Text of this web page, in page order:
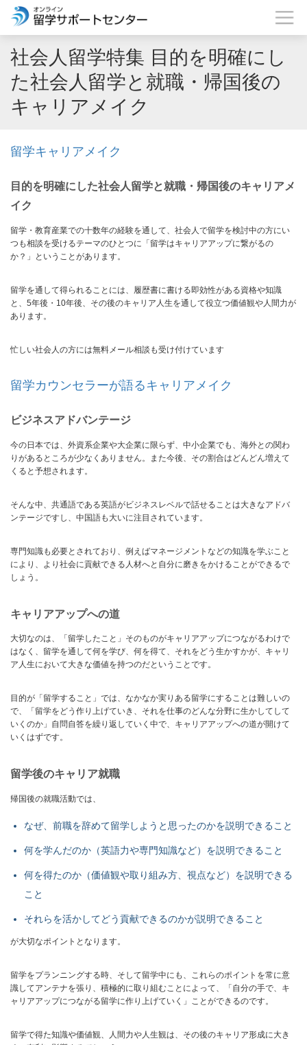
社会人留学特集 目的を明確にし
た社会人留学と就職・帰国後の
キャリアメイク
留学キャリアメイク
目的を明確にした社会人留学と就職・帰国後のキャリアメ
イク
留学・教育産業での十数年の経験を通して、社会人で留学を検討中の方にい
つも相談を受けるテーマのひとつに「留学はキャリアアップに繋がるの
か？」ということがあります。
留学を通して得られることには、履歴書に書ける即効性がある資格や知識
と、5年後・10年後、その後のキャリア人生を通して役立つ価値観や人間力が
あります。
忙しい社会人の方には無料メール相談も受け付けています
留学カウンセラーが語るキャリアメイク
ビジネスアドバンテージ
今の日本では、外資系企業や大企業に限らず、中小企業でも、海外との関わ
りがあるところが少なくありません。また今後、その割合はどんどん増えて
くると予想されます。
そんな中、共通語である英語がビジネスレベルで話せることは大きなアドバ
ンテージですし、中国語も大いに注目されています。
専門知識も必要とされており、例えばマネージメントなどの知識を学ぶこと
により、より社会に貢献できる人材へと自分に磨きをかけることができるで
しょう。
キャリアアップへの道
大切なのは、「留学したこと」そのものがキャリアアップにつながるわけで
はなく、留学を通して何を学び、何を得て、それをどう生かすかが、キャリ
ア人生において大きな価値を持つのだということです。
目的が「留学すること」では、なかなか実りある留学にすることは難しいの
で、「留学をどう作り上げていき、それを仕事のどんな分野に生かしてして
いくのか」自問自答を繰り返していく中で、キャリアアップへの道が開けて
いくはずです。
留学後のキャリア就職
帰国後の就職活動では、
なぜ、前職を辞めて留学しようと思ったのかを説明できること
何を学んだのか（英語力や専門知識など）を説明できること
何を得たのか（価値観や取り組み方、視点など）を説明できる
こと
それらを活かしてどう貢献できるのかが説明できること
が大切なポイントとなります。
留学をプランニングする時、そして留学中にも、これらのポイントを常に意
識してアンテナを張り、積極的に取り組むことによって、「自分の手で、キ
ャリアアップにつながる留学に作り上げていく」ことができるのです。
留学で得た知識や価値観、人間力や人生観は、その後のキャリア形成に大き